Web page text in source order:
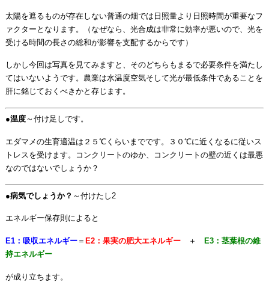
太陽を遮るものが存在しない普通の畑では日照量より日照時間が重要なフ
ァクターとなります。（なぜなら、光合成は非常に効率が悪いので、光を
受ける時間の長さの総和が影響を支配するからです）
しかし今回は写真を見てみますと、そのどちらもまるで必要条件を満たし
てはいないようです。農業は水温度空気そして光が最低条件であることを
肝に銘じておくべきかと存じます。
●温度～付け足しです。
エダマメの生育適温は２５℃くらいまでです。３０℃に近くなるに従いス
トレスを受けます。コンクリートのゆか、コンクリートの壁の近くは最悪
なのではないでしょうか？
●病気でしょうか？ ～付けたし2
エネルギー保存則によると
E1：吸収エネルギー＝ E2：果実の肥大エネルギー＋
E3：茎葉根の維
持エネルギー
が成り立ちます。